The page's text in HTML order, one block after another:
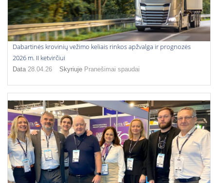
Dabartinės krovinių vežimo keliais rinkos apžvalga ir prognozės
2026 m. II ketvirčiui
Data 28.04.26 Skyriuje Pranešimai spaudai